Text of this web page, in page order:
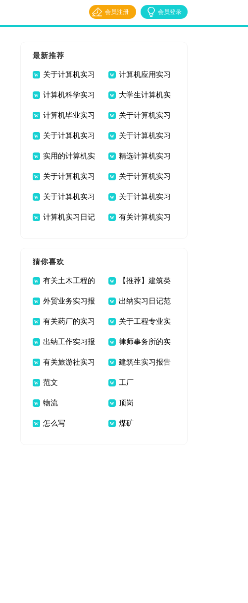
会员登录
会员注册
最新推荐
关于计算机实习
日记锦集九篇
计算机应用实习
报告汇总6篇
计算机科学实习
报告合集八篇
大学生计算机实
习报告7篇
计算机毕业实习
报告汇编五篇
关于计算机实习
报告合集九篇
关于计算机实习
报告范文合集十篇
关于计算机实习
日记范文汇总7篇
实用的计算机实
习报告范文集合六篇
精选计算机实习
报告锦集7篇
关于计算机实习
日记范文集合六篇
关于计算机实习
报告范文合集八篇
关于计算机实习
日记模板七篇
关于计算机实习
报告合集6篇
计算机实习日记 有关计算机实习
猜你喜欢
有关土木工程的
实习报告锦集八篇
【推荐】建筑类
实习报告模板合集九
篇
外贸业务实习报
告锦集八篇
出纳实习日记范
文汇编七篇
有关药厂的实习
报告模板集锦8篇
关于工程专业实
习报告模板
出纳工作实习报
告
律师事务所的实
习报告范文合集六篇
有关旅游社实习
报告锦集七篇
建筑生实习报告
范文九篇
范文 工厂
物流 顶岗
怎么写 煤矿